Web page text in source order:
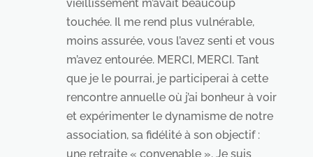
vieillissement m’avait beaucoup
touchée. Il me rend plus vulnérable,
moins assurée, vous l’avez senti et vous
m’avez entourée. MERCI, MERCI. Tant
que je le pourrai, je participerai à cette
rencontre annuelle où j’ai bonheur à voir
et expérimenter le dynamisme de notre
association, sa fidélité à son objectif :
une retraite « convenable ». Je suis